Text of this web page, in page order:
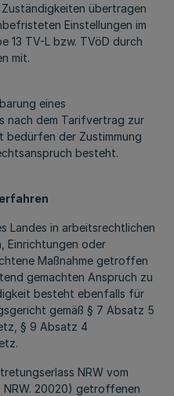
übertragen
Einstellungen im
13 TV-L bzw. TVöD durch
mit.
eines
nach dem Tarifvertrag zur
bedürfen der Zustimmung
besteht.
Landes in arbeitsrechtlichen
Einrichtungen oder
Maßnahme getroffen
gemachten Anspruch zu
besteht ebenfalls für
gemäß § 7 Absatz 5
§ 9 Absatz 4
NRW vom
NRW. 20020) getroffenen